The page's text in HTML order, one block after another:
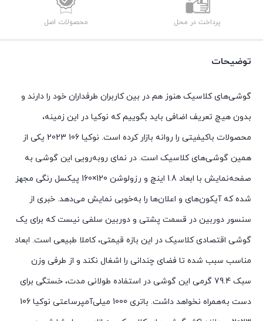
پرداخت در محل محصولات اصل
توضیحات
گوشی‌های کلاسیک هنوز هم در بین کاربران طرفداران خود را دارند و
بدون هیچ تعریف اضافی باید بگوییم که نوکیا در این زمینه،
محصولات با‌کیفیتی را روانه بازار کرده است. نوکیا 106 2023 یکی از
همین گوشی‌های کلاسیک است. در نمای رو‌به‌رویی این گوشی به
صفحه‌نمایش با ابعاد 1.8 اینچ و رزولوشن 120×160 پیکسل رنگی مجهز
شده که آیکون‌های و اعلان‌ها را به‌خوبی نمایش می‌دهد. خبری از
سنسور دوربین در قسمت پشتی و دوربین سلفی نیست که برای یک
گوشی اقتصادی کلاسیک در این بازه قیمتی، کاملا طبیعی است. ابعاد
مناسب سبب شده تا فضای چندانی را اشغال نکند و از طرفی وزن
سبک 79.4 گرمی این گوشی در استفاده طولانی مدت، خستگی برای
دست به‌همراه نخواهد داشت. باتری 1000 میلی‌آمپر‌ساعتی نوکیا 106